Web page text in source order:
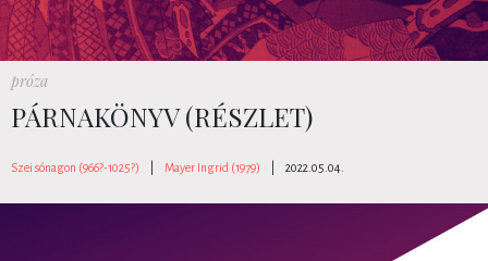
próza
PÁRNAKÖNYV (RÉSZLET)
Szei sónagon (966?-1025?) Mayer Ingrid (1979) 2022.05.04.